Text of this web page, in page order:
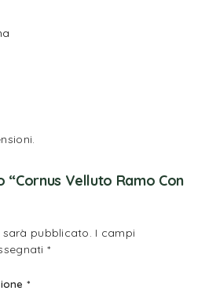
“Cornus Velluto Ramo Con
sarà pubblicato. I campi
*
*